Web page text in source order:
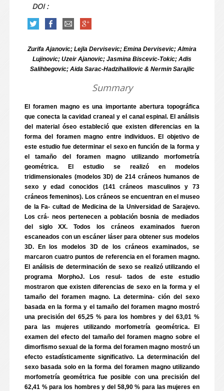
DOI :
Zurifa Ajanovic; Lejla Dervisevic; Emina Dervisevic; Almira
Lujinovic; Uzeir Ajanovic; Jasmina Biscevic-Tokic; Adis
Salihbegovic; Aida Sarac-Hadzihalilovic & Nermin Sarajlic
Summary
El foramen magno es una importante abertura topográfica
que conecta la cavidad craneal y el canal espinal. El análisis
del material óseo estableció que existen diferencias en la
forma del foramen magno entre individuos. El objetivo de
este estudio fue determinar el sexo en función de la forma y
el tamaño del foramen magno utilizando morfometría
geométrica. El estudio se realizó en modelos
tridimensionales (modelos 3D) de 214 cráneos humanos de
sexo y edad conocidos (141 cráneos masculinos y 73
cráneos femeninos). Los cráneos se encuentran en el museo
de la Fa- cultad de Medicina de la Universidad de Sarajevo.
Los crá- neos pertenecen a población bosnia de mediados
del siglo XX. Todos los cráneos examinados fueron
escaneados con un escáner láser para obtener sus modelos
3D. En los modelos 3D de los cráneos examinados, se
marcaron cuatro puntos de referencia en el foramen magno.
El análisis de determinación de sexo se realizó utilizando el
programa MorphoJ. Los resul- tados de este estudio
mostraron que existen diferencias de sexo en la forma y el
tamaño del foramen magno. La determina- ción del sexo
basada en la forma y el tamaño del foramen magno mostró
una precisión del 65,25 % para los hombres y del 63,01 %
para las mujeres utilizando morfometría geométrica. El
examen del efecto del tamaño del foramen magno sobre el
dimorfismo sexual de la forma del foramen magno mostró un
efecto estadísticamente significativo. La determinación del
sexo basada solo en la forma del foramen magno utilizando
morfometría geométrica fue posible con una precisión del
62,41 % para los hombres y del 58,90 % para las mujeres en